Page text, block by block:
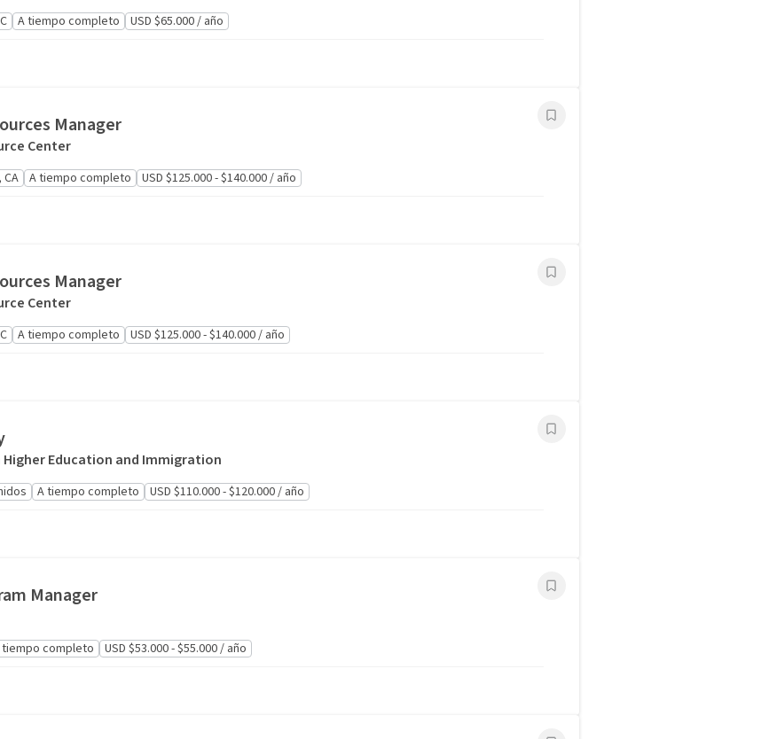
A tiempo completo
USD $65.000 / año
Manager
Center
A tiempo completo
USD $125.000 - $140.000 / año
Manager
Center
A tiempo completo
USD $125.000 - $140.000 / año
Education and Immigration
A tiempo completo
USD $110.000 - $120.000 / año
Manager
tiempo completo
USD $53.000 - $55.000 / año